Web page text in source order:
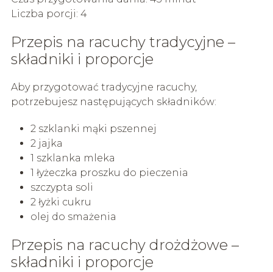
Liczba porcji: 4
Przepis na racuchy tradycyjne –
składniki i proporcje
Aby przygotować tradycyjne racuchy,
potrzebujesz następujących składników:
2 szklanki mąki pszennej
2 jajka
1 szklanka mleka
1 łyżeczka proszku do pieczenia
szczypta soli
2 łyżki cukru
olej do smażenia
Przepis na racuchy drożdżowe –
składniki i proporcje